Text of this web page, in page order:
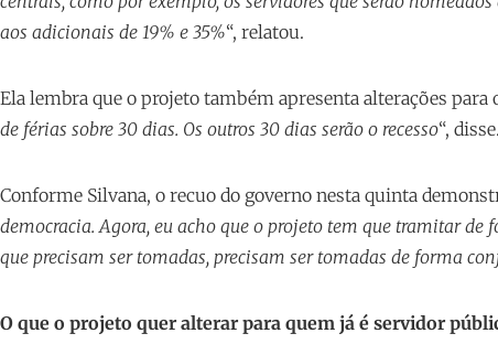
aos adicionais de 19% e 35%“, relatou.
Ela lembra que o projeto também apresenta alterações para
de férias sobre 30 dias. Os outros 30 dias serão o recesso“, disse.
Conforme Silvana, o recuo do governo nesta quinta
democracia. Agora, eu acho que o projeto tem que tramitar de
que precisam ser tomadas, precisam ser tomadas de forma
O que o projeto quer alterar para quem já é servidor